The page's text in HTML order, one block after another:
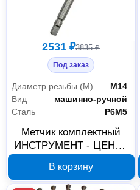
2531 ₽3835 ₽
Под заказ
Диаметр резьбы (М)
М14
Вид
машинно-ручной
Сталь
P6M5
Метчик комплектный
ИНСТРУМЕНТ - ЦЕНТР
П7705, 2 шт
В корзину